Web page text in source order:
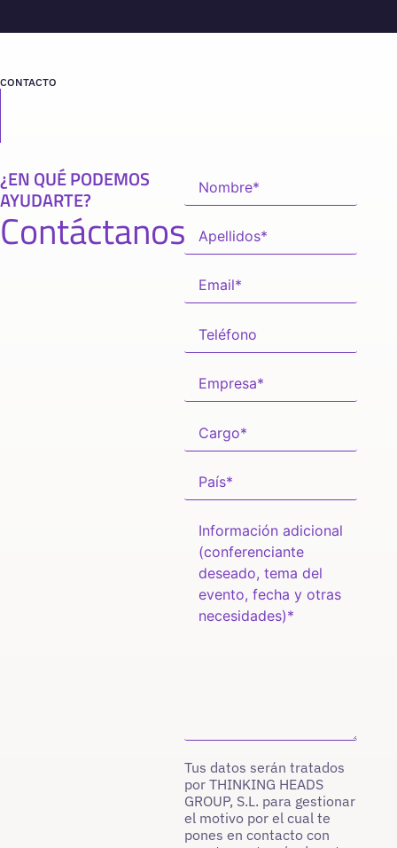
CONTACTO
¿EN QUÉ PODEMOS
AYUDARTE?
Contáctanos
Tus datos serán tratados
por THINKING HEADS
GROUP, S.L. para gestionar
el motivo por el cual te
pones en contacto con